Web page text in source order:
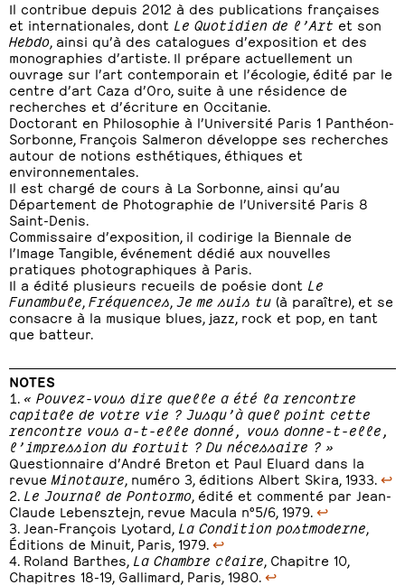
Il contribue depuis 2012 à des publications françaises
et internationales, dont Le Quotidien de l’Art et son
Hebdo , ainsi qu’à des catalogues d’exposition et des
monographies d’artiste. Il prépare actuellement un
ouvrage sur l’art contemporain et l’écologie, édité par le
centre d’art Caza d’Oro, suite à une résidence de
recherches et d’écriture en Occitanie.
Doctorant en Philosophie à l’Université Paris 1 Panthéon-
Sorbonne, François Salmeron développe ses recherches
autour de notions esthétiques, éthiques et
environnementales.
Il est chargé de cours à La Sorbonne, ainsi qu’au
Département de Photographie de l’Université Paris 8
Saint-Denis.
Commissaire d’exposition, il codirige la Biennale de
l’Image Tangible, événement dédié aux nouvelles
pratiques photographiques à Paris.
Il a édité plusieurs recueils de poésie dont Le
Funambule Fréquences Je me suis tu (à paraître), et se
consacre à la musique blues, jazz, rock et pop, en tant
que batteur.
NOTES
« Pouvez-vous dire quelle a été la rencontre
capitale de votre vie ? Jusqu’à quel point cette
rencontre vous a-t-elle donné, vous donne-t-elle,
l’impression du fortuit ? Du nécessaire ? »
Questionnaire d’André Breton et Paul Eluard dans la
revue Minotaure , numéro 3, éditions Albert Skira, 1933. ↩
Le Journal de Pontormo , édité et commenté par Jean-
Claude Lebensztejn, revue Macula n°5/6, 1979. ↩
Jean-François Lyotard, La Condition postmoderne
Éditions de Minuit, Paris, 1979. ↩
Roland Barthes, La Chambre claire , Chapitre 10,
Chapitres 18-19, Gallimard, Paris, 1980. ↩